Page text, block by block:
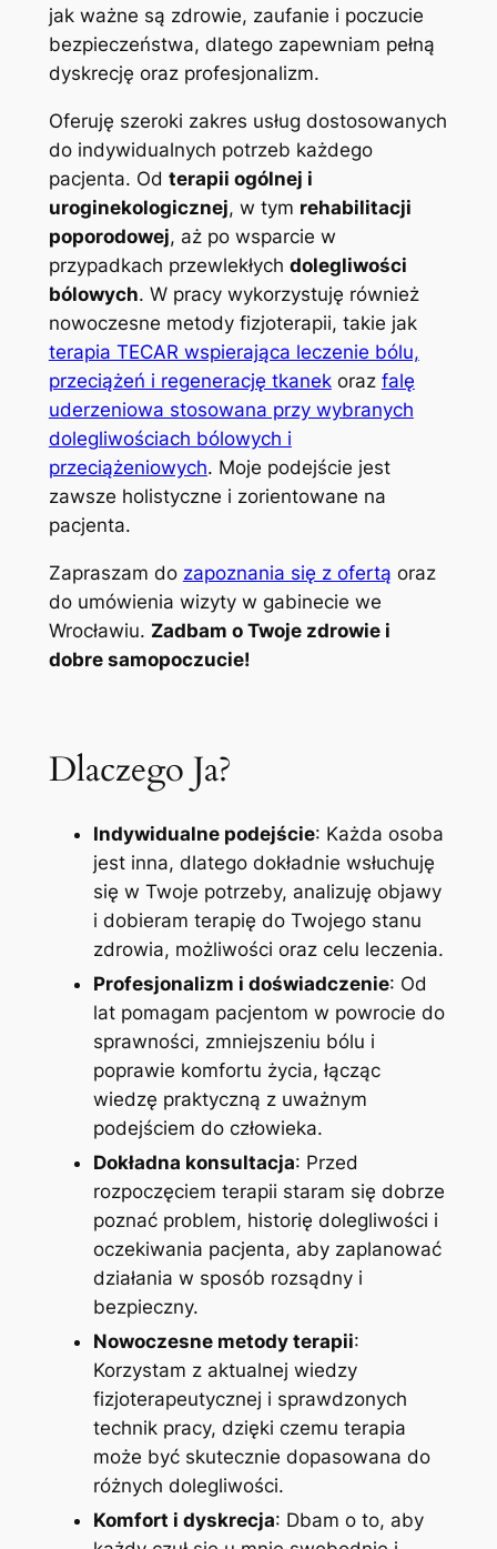
jak ważne są zdrowie, zaufanie i poczucie
bezpieczeństwa, dlatego zapewniam pełną
dyskrecję oraz profesjonalizm.
Oferuję szeroki zakres usług dostosowanych
do indywidualnych potrzeb każdego
pacjenta. Od terapii ogólnej i
uroginekologicznej, w tym rehabilitacji
poporodowej, aż po wsparcie w
przypadkach przewlekłych dolegliwości
bólowych. W pracy wykorzystuję również
nowoczesne metody fizjoterapii, takie jak
terapia TECAR wspierająca leczenie bólu,
przeciążeń i regenerację tkanekoraz falę
uderzeniowa stosowana przy wybranych
dolegliwościach bólowych i
przeciążeniowych. Moje podejście jest
zawsze holistyczne i zorientowane na
pacjenta.
Zapraszam do zapoznania się z ofertą oraz
do umówienia wizyty w gabinecie we
Wrocławiu. Zadbam o Twoje zdrowie i
dobre samopoczucie!
Dlaczego Ja?
Indywidualne podejście: Każda osoba
jest inna, dlatego dokładnie wsłuchuję
się w Twoje potrzeby, analizuję objawy
i dobieram terapię do Twojego stanu
zdrowia, możliwości oraz celu leczenia.
Profesjonalizm i doświadczenie: Od
lat pomagam pacjentom w powrocie do
sprawności, zmniejszeniu bólu i
poprawie komfortu życia, łącząc
wiedzę praktyczną z uważnym
podejściem do człowieka.
Dokładna konsultacja: Przed
rozpoczęciem terapii staram się dobrze
poznać problem, historię dolegliwości i
oczekiwania pacjenta, aby zaplanować
działania w sposób rozsądny i
bezpieczny.
Nowoczesne metody terapii:
Korzystam z aktualnej wiedzy
fizjoterapeutycznej i sprawdzonych
technik pracy, dzięki czemu terapia
może być skutecznie dopasowana do
różnych dolegliwości.
Komfort i dyskrecja: Dbam o to, aby